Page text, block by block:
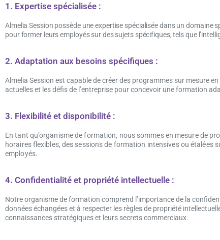
1. Expertise spécialisée :
Almelia Session possède une expertise spécialisée dans un
pour former leurs employés sur des sujets spécifiques, tels que
2. Adaptation aux besoins spécifiques :
Almelia Session est capable de créer des programmes sur mesure
actuelles et les défis de l’entreprise pour concevoir une formation
3. Flexibilité et disponibilité :
En tant qu’organisme de formation, nous sommes en mesure de
horaires flexibles, des sessions de formation intensives ou étalées
employés.
4. Confidentialité et propriété intellectuelle :
Notre organisme de formation comprend l’importance de la
données échangées et à respecter les règles de propriété
connaissances stratégiques et leurs secrets commerciaux.